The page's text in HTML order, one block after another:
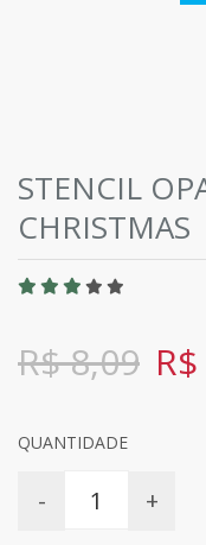
STENCIL
CHRISTMAS
R$ 8,09
QUANTIDADE
- +